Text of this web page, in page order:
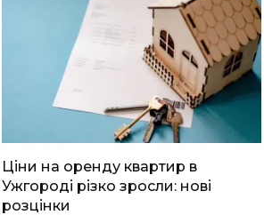
Ціни на оренду квартир в
Ужгороді різко зросли: нові
розцінки